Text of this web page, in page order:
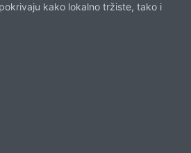
kako lokalno tržiste, tako i